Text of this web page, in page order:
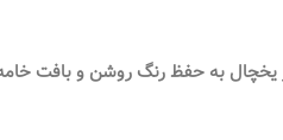
یخچال به حفظ رنگ روشن و بافت